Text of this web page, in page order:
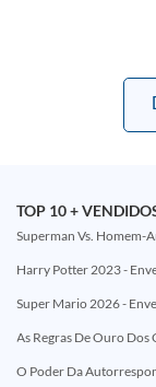
TOP 10 +
Harry Potter 2023 -
Super Mario 2026 -
As Regras De Ouro Dos
O Poder Da